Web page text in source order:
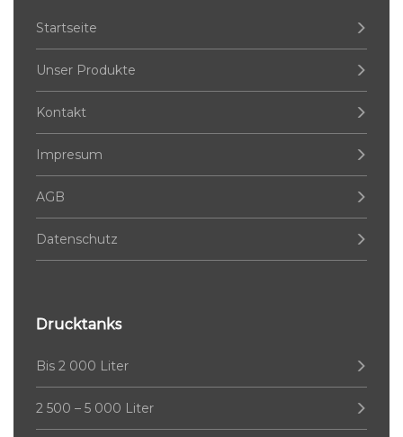
Startseite
Unser Produkte
Kontakt
Impresum
AGB
Datenschutz
Drucktanks
Bis 2 000 Liter
2 500 – 5 000 Liter